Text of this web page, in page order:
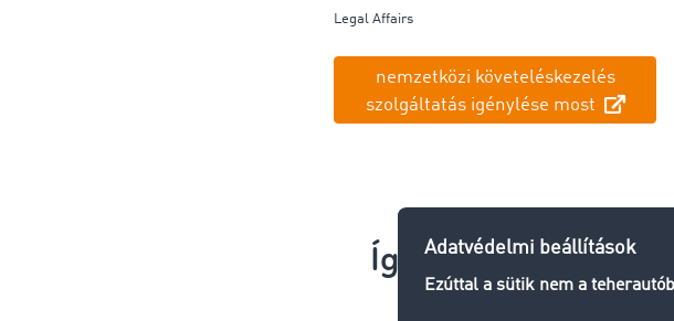
Legal Affairs
nemzetközi követeléskezelés
szolgáltatás igénylése most
Így megy ez: